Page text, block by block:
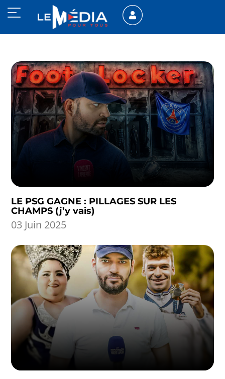
LE PSG GAGNE : PILLAGES SUR LES
CHAMPS (j’y vais)
03 Juin 2025